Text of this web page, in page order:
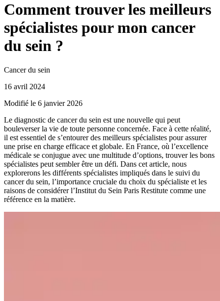
Comment trouver les meilleurs
spécialistes pour mon cancer
du sein ?
Cancer du sein
16 avril 2024
Modifié le 6 janvier 2026
Le diagnostic de cancer du sein est une nouvelle qui peut
bouleverser la vie de toute personne concernée. Face à cette réalité,
il est essentiel de s’entourer des meilleurs spécialistes pour assurer
une prise en charge efficace et globale. En France, où l’excellence
médicale se conjugue avec une multitude d’options, trouver les bons
spécialistes peut sembler être un défi. Dans cet article, nous
explorerons les différents spécialistes impliqués dans le suivi du
cancer du sein, l’importance cruciale du choix du spécialiste et les
raisons de considérer l’Institut du Sein Paris Restitute comme une
référence en la matière.